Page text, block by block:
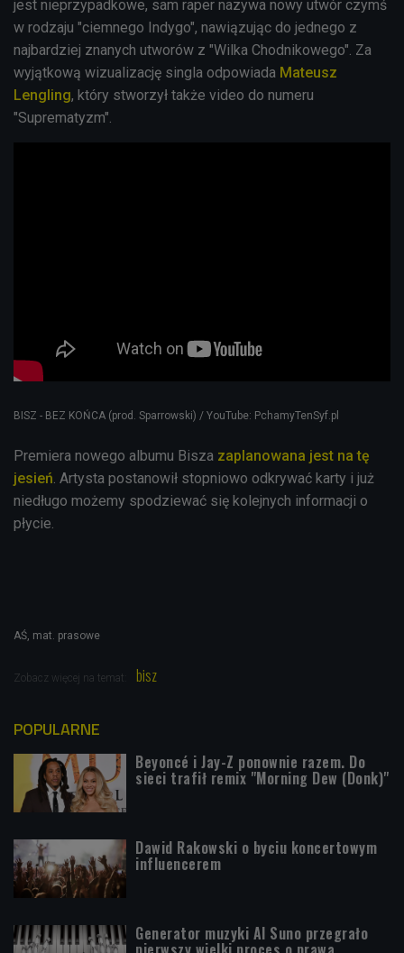
jest nieprzypadkowe, sam raper nazywa nowy utwór czymś
w rodzaju "ciemnego Indygo", nawiązując do jednego z
najbardziej znanych utworów z "Wilka Chodnikowego". Za
wyjątkową wizualizację singla odpowiada Mateusz
Lengling, który stworzył także video do numeru
"Suprematyzm".
BISZ - BEZ KOŃCA (prod. Sparrowski) / YouTube: PchamyTenSyf.pl
Premiera nowego albumu Bisza zaplanowana jest na tę
jesień. Artysta postanowił stopniowo odkrywać karty i już
niedługo możemy spodziewać się kolejnych informacji o
płycie.
AŚ, mat. prasowe
Zobacz więcej na temat: bisz
POPULARNE
Beyoncé i Jay-Z ponownie razem. Do
sieci trafił remix "Morning Dew (Donk)"
Dawid Rakowski o byciu koncertowym
influencerem
Generator muzyki AI Suno przegrało